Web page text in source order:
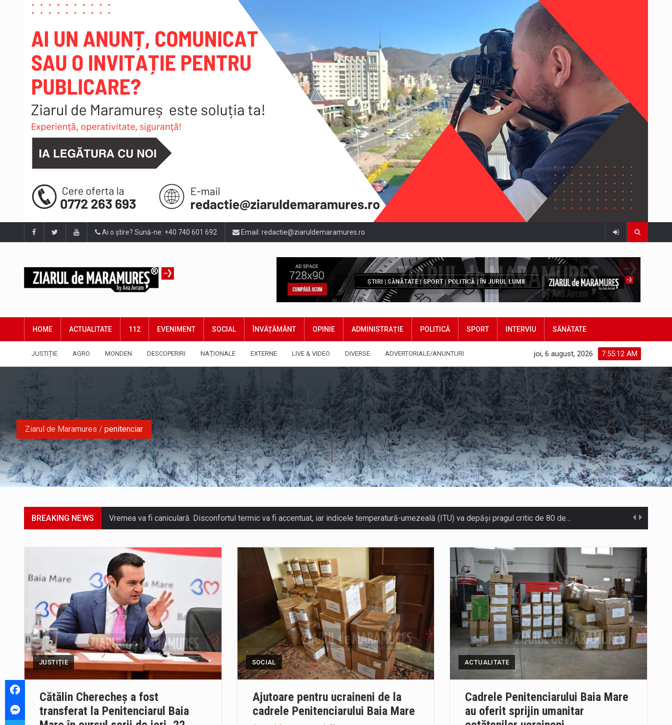
Ai o știre? Sună-ne: +40 740 601 692 Email: redactie@ziaruldemaramures.ro
HOME ACTUALITATE 112 EVENIMENT SOCIAL ÎNVĂȚĂMÂNT OPINIE ADMINISTRAȚIE POLITICĂ SPORT INTERVIU SĂNĂTATE
JUSTIȚIE AGRO MONDEN DESCOPERIRI NAȚIONALE EXTERNE LIVE & VIDEO DIVERSE ADVERTORIALE/ANUNTURI 7:55:13 AM
joi, 6 august, 2026
Ziarul de Maramures / penitenciar
BREAKING NEWS A fost finalizat proiectul care prevede un nou spatiu de joacă pentru copiii din localitatea Tulghieș. Primarul comunei Miresu Mare,…
Camera Deputaților a adoptat miercuri, 5 august, proiectul de lege care modifică ordonanța privind decarbonizarea sectorului energetic. Proiectul prevede că…
Suntem în plină vară și nimic nu e mai frumos decat să ai locuința plină de flori proaspete și plante…
Interval de valabilitate: 05 august, ora 10.00 – 09 august, ora 10.00 /Fenomene vizate: val de căldură, caniculă, temperaturi extreme,…
SIMULARE EXERCITIU. Prin Sistemul Unic de Apeluri de Urgență 112 a fost anunțat producerea unui accident rutier cu victime multiple,…
Directorul OCPI Maramures, Daniela-Onița Ivascu, a venit cu un răspuns pentru cei care s-au intrebat în aceste zile: Dacă aplicațiile…
Testarea independentă a sistemului e-Terra, realizată de STS, DNSC și Cyberint, a mai parcurs o rundă de evaluare. Un număr…
JUSTIȚIE
Cătălin Cherecheș a fost
transferat la Penitenciarul Baia
SOCIAL
Ajutoare pentru ucraineni de la
cadrele Penitenciarului Baia Mare
ACTUALITATE
Cadrele Penitenciarului Baia Mare
au oferit sprijin umanitar